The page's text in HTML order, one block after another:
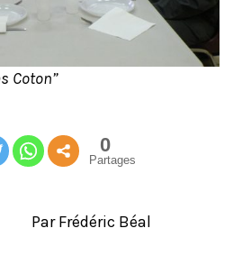
Coton”
0
Partages
Par Frédéric Béal